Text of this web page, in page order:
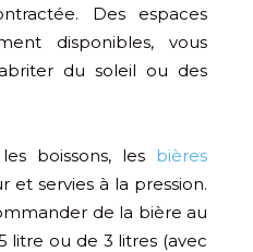
Des espaces
disponibles, vous
du soleil ou des
boissons, les bières
et servies à la pression.
de la bière au
litre ou de 3 litres (avec